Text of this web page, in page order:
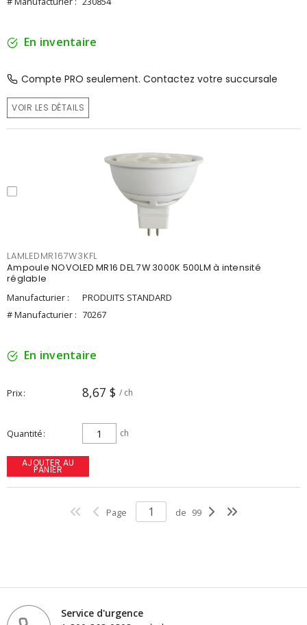
En inventaire
Compte PRO seulement. Contactez votre succursale
VOIR LES DÉTAILS
LAMLEDMR167W3KFL
Ampoule NOVOLED MR16 DEL 7W 3000K 500LM à intensité
réglable
Manufacturier :
PRODUITS STANDARD
# Manufacturier : 70267
En inventaire
Prix 8,67 $ / ch
Quantité ch
AJOUTER AU
PANIER
Page de 99
Service d'urgence